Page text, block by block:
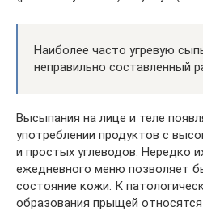
Наиболее часто угревую
неправильно составленный
Высыпания на лице и теле
употреблении продуктов с
и простых углеводов. Нередко
ежедневного меню позволяет
состояние кожи. К
образования прыщей